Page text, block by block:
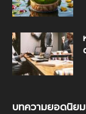
บทความยอดนิยม